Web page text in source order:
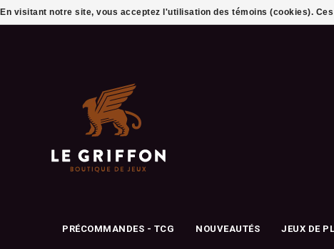
PRÉCOMMANDES - TCG NOUVEAUTÉS JEUX DE
En visitant notre site, vous acceptez l'utilisation des témoins (cookies).